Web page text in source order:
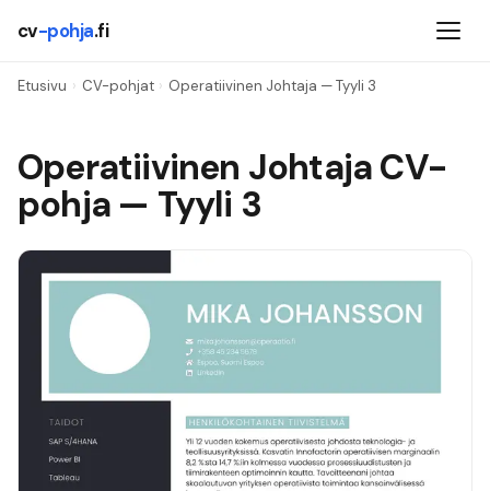
cv-pohja.fi
Etusivu › CV-pohjat › Operatiivinen Johtaja — Tyyli 3
Operatiivinen JohtajaCV-
pohja — Tyyli 3